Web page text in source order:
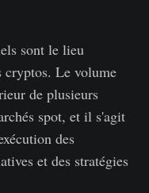
sont le lieu
cryptos. Le volume
de plusieurs
spot, et il s'agit
des
et des stratégies